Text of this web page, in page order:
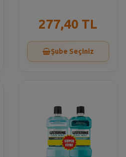
277,40 TL
Şube Seçiniz